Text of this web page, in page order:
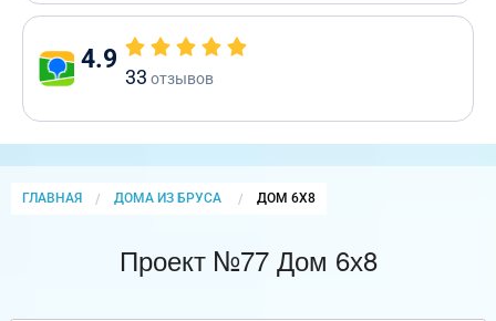
4.9
33 отзывов
ГЛАВНАЯ ДОМА ИЗ БРУСА CURRENT:
ДОМ 6Х8
Проект №77 Дом 6х8